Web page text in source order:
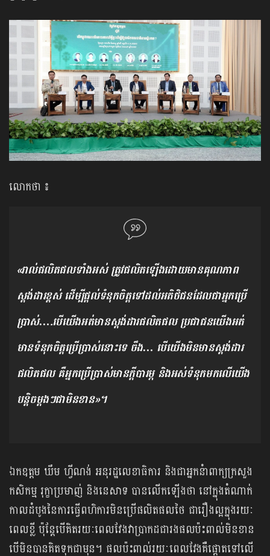
លោកថា ៖
«រាល់ផលិតផលទាំងអស់ ត្រូវផលិតឡើងដោយមានគុណភាព
ស្តង់ដារខ្ពស់ ដើម្បីផ្តល់ទំនុកចិត្តទៅដល់អតិថិជនដែលជាអ្នកប្រើ
ប្រាស់….បើយើងអត់មានស្តង់ដារផលិតផល ប្រជាជនយើងអត់
មានទំនុកចិត្តប្រើប្រាស់នោះទេ​ ចឹង… បើយើងមិនមានស្តង់ដារ
ផលិតផល គឺអ្នកប្រើប្រាស់មានក្ដីបារម្ភ និងអស់ទំនុកមកលើយើង
បន្តិចម្តងៗជាមិនខាន»។
ឯកឧត្តម ឃឹម ហ្វីណង់ អនុរដ្ឋលេខាធិការ និងជាអ្នកនំាពាក្យក្រសួង
កសិកម្ម រុក្ខាប្រមាញ់ និងនេសាទ បានលើកឡើងថា នៅក្នុងតំណាក់
កាលដំបូងនៃការធ្វើពហិការមិនប្រើផលិតផលថៃ ជារឿងល្អក្នុងរយៈ
ពេលខ្លី ប៉ុន្តែបើគិតរយៈពេលវែងវាប្រាកដជារងផលប៉ះពាល់មិនខាន
បើមិនបានគិតទុកជាមុន។ ផលប៉ះពាល់រយៈពេលវែងគឺផ្តោតទៅលើ